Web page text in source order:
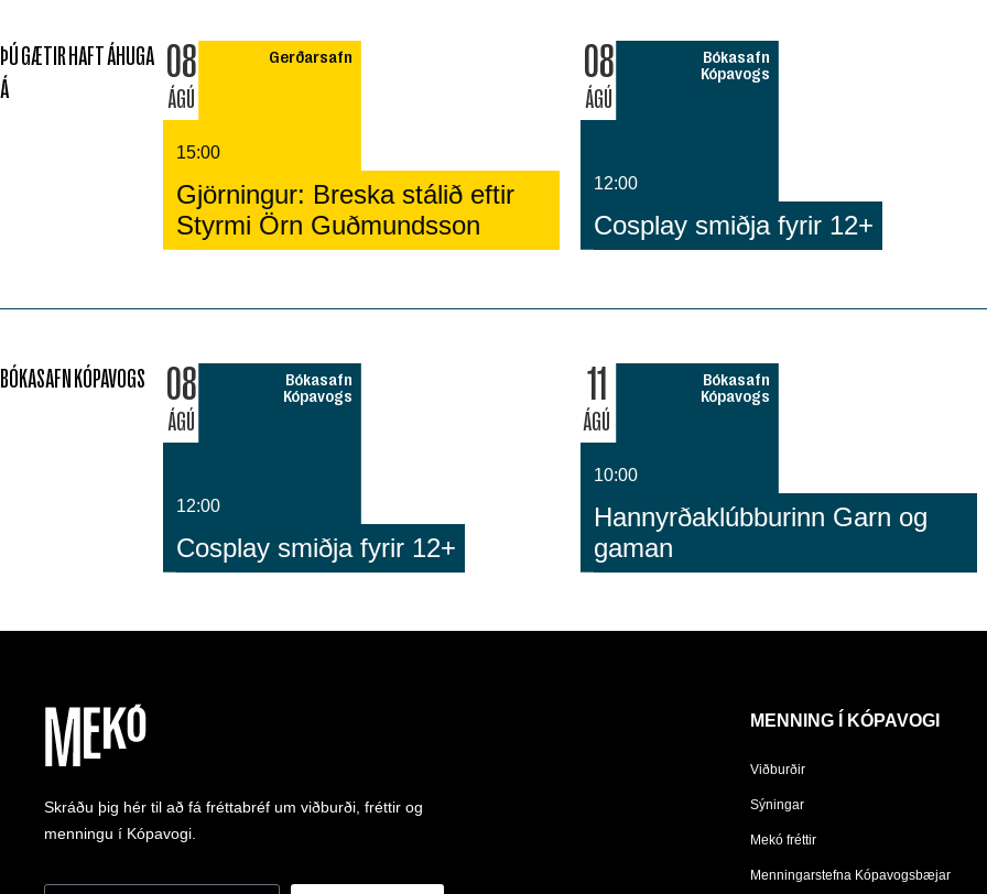
ÞÚ GÆTIR HAFT ÁHUGA
Á
08
ÁGÚ
Gerðarsafn
15:00
Gjörningur: Breska stálið eftir
Styrmi Örn Guðmundsson
08
ÁGÚ
Bókasafn
Kópavogs
12:00
Cosplay smiðja fyrir 12+
BÓKASAFN KÓPAVOGS 08
ÁGÚ
Bókasafn
Kópavogs
12:00
Cosplay smiðja fyrir 12+
11
ÁGÚ
Bókasafn
Kópavogs
10:00
Hannyrðaklúbburinn Garn og
gaman
Skráðu þig hér til að fá fréttabréf um viðburði, fréttir og
menningu í Kópavogi.
MENNING Í KÓPAVOGI
Viðburðir
Sýningar
Mekó fréttir
Menningarstefna Kópavogsbæjar